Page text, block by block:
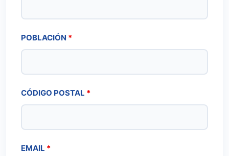
POBLACIÓN *
CÓDIGO POSTAL *
EMAIL *